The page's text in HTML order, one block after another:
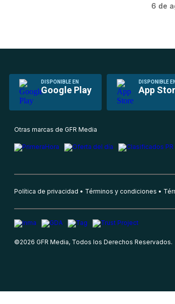
6 de
DISPONIBLE EN
Google Play
DISPONIBLE EN
App
Otras marcas de GFR Media
Política de privacidad Términos y condiciones
©2026 GFR Media, Todos los Derechos Reservados.